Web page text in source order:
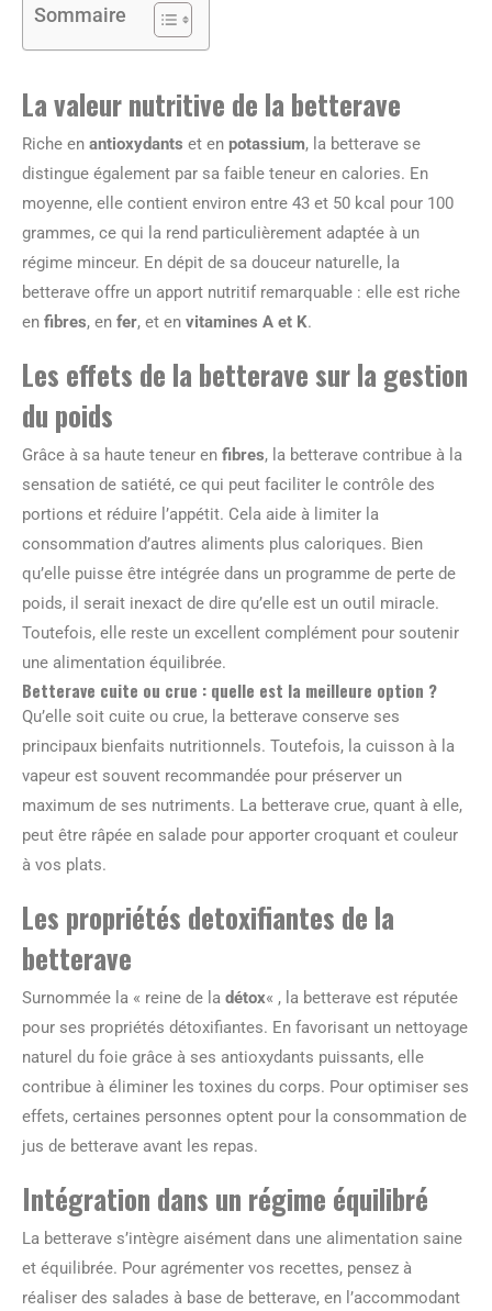
Sommaire
La valeur nutritive de la betterave
Riche en antioxydants et en potassium, la betterave se
distingue également par sa faible teneur en calories. En
moyenne, elle contient environ entre 43 et 50 kcal pour 100
grammes, ce qui la rend particulièrement adaptée à un
régime minceur. En dépit de sa douceur naturelle, la
betterave offre un apport nutritif remarquable : elle est riche
en fibres, en fer, et en vitamines A et K.
Les effets de la betterave sur la gestion
du poids
Grâce à sa haute teneur en fibres, la betterave contribue à la
sensation de satiété, ce qui peut faciliter le contrôle des
portions et réduire l’appétit. Cela aide à limiter la
consommation d’autres aliments plus caloriques. Bien
qu’elle puisse être intégrée dans un programme de perte de
poids, il serait inexact de dire qu’elle est un outil miracle.
Toutefois, elle reste un excellent complément pour soutenir
une alimentation équilibrée.
Betterave cuite ou crue : quelle est la meilleure option ?
Qu’elle soit cuite ou crue, la betterave conserve ses
principaux bienfaits nutritionnels. Toutefois, la cuisson à la
vapeur est souvent recommandée pour préserver un
maximum de ses nutriments. La betterave crue, quant à elle,
peut être râpée en salade pour apporter croquant et couleur
à vos plats.
Les propriétés detoxifiantes de la
betterave
Surnommée la « reine de la détox« , la betterave est réputée
pour ses propriétés détoxifiantes. En favorisant un nettoyage
naturel du foie grâce à ses antioxydants puissants, elle
contribue à éliminer les toxines du corps. Pour optimiser ses
effets, certaines personnes optent pour la consommation de
jus de betterave avant les repas.
Intégration dans un régime équilibré
La betterave s’intègre aisément dans une alimentation saine
et équilibrée. Pour agrémenter vos recettes, pensez à
réaliser des salades à base de betterave, en l’accommodant